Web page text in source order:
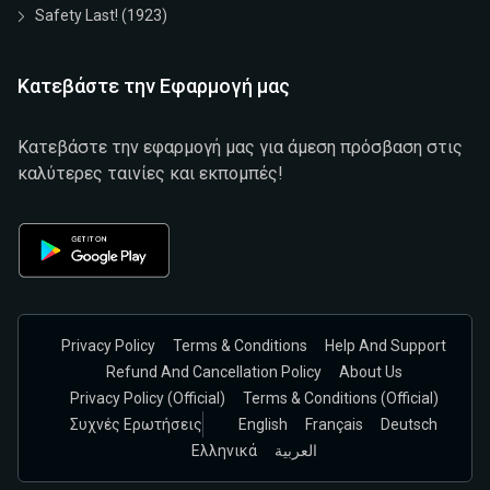
Safety Last! (1923)
Κατεβάστε την Εφαρμογή μας
Κατεβάστε την εφαρμογή μας για άμεση πρόσβαση στις
καλύτερες ταινίες και εκπομπές!
Privacy Policy Terms & Conditions
Help And Support
Refund And Cancellation Policy
About Us
Privacy Policy (official)
Terms & Conditions (Official)
Συχνές Ερωτήσεις
English Français
Deutsch
Ελληνικά
العربية